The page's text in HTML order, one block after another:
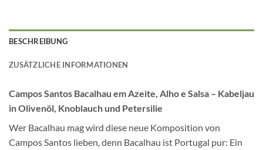
BESCHREIBUNG
ZUSÄTZLICHE INFORMATIONEN
Campos Santos Bacalhau em Azeite, Alho e Salsa – Kabeljau
in Olivenöl, Knoblauch und Petersilie
Wer Bacalhau mag wird diese neue Komposition von
Campos Santos lieben, denn Bacalhau ist Portugal pur: Ein